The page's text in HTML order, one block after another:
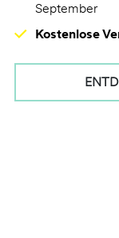
September
Kostenlose